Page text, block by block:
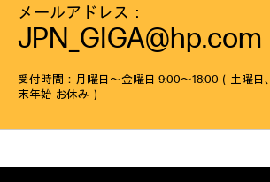
メールアドレス：
JPN_GIGA@hp.com
受付時間：月曜日～金曜日 9:00～18:00（土曜
末年始 お休み）